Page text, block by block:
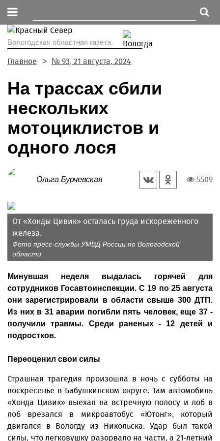
Вологодская областная газета.
Главное № 93, 21 августа, 2024
На трассах сбили
нескольких
мотоциклистов и
одного лося
Ольга Бурчевская 5509
От «Хонды Цивик» осталась груда искореженного
железа.
Фото пресс-службы УМВД России по Вологодской
области
Минувшая неделя выдалась горячей для
сотрудников Госавтоинспекции. С 19 по 25 августа
они зарегистрировали в области свыше 300 ДТП.
Из них в 31 аварии погибли пять человек, еще 37 -
получили травмы. Среди раненых - 12 детей и
подростков.
Переоценил свои силы
Страшная трагедия произошла в ночь с субботы на
воскресенье в Бабушкинском округе. Там автомобиль
«Хонда Цивик» вы­ехал на встречную полосу и лоб в
лоб врезался в микроавтобус «Ютонг», который
двигался в Вологду из Никольска. Удар был такой
силы, что легковушку разорвало на части, а 21-летний